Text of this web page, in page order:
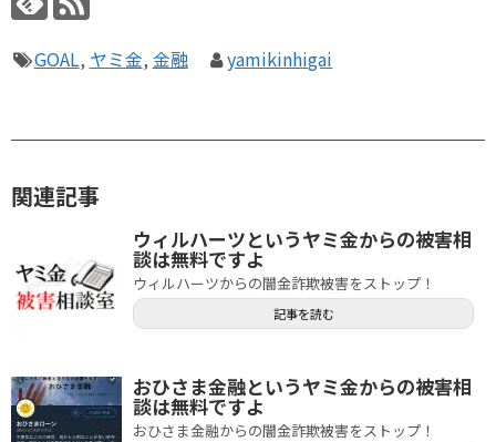
GOAL, ヤミ金, 金融 yamikinhigai
関連記事
ウィルハーツというヤミ金からの被害相
談は無料ですよ
ウィルハーツからの闇金詐欺被害をストップ！
記事を読む
おひさま金融というヤミ金からの被害相
談は無料ですよ
おひさま金融からの闇金詐欺被害をストップ！